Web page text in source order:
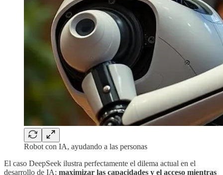
Robot con IA, ayudando a las personas
El caso DeepSeek ilustra perfectamente el dilema actual en el
desarrollo de IA: maximizar las capacidades y el acceso mientras